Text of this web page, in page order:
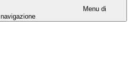
Menu di
navigazione